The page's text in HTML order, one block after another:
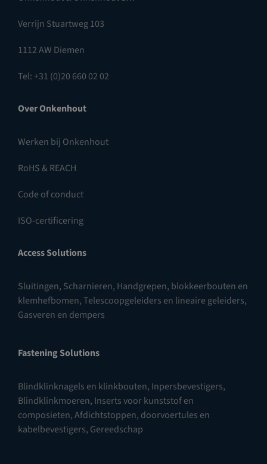
Verrijn Stuartweg 103
1112 AW Diemen
Tel: +31 (0)20 660 02 02
Over Onkenhout
Werken bij Onkenhout
RoHS & REACH
Code of conduct
ISO-certificering
Access Solutions
Sluitingen, Scharnieren, Handgrepen, blokkeerbouten en
klemhefbomen,Telescoopgeleiders en lineaire geleiders,
Gasveren en dempers
Fastening Solutions
Blindklinknagels en klinkbouten, Inpersbevestigers,
Blindklinkmoeren, Inserts voor kunststof en
composieten,Afdichtstoppen, doorvoertules en
kabelbevestigers, Gereedschap